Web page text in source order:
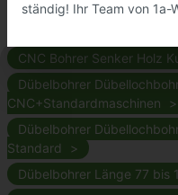
CNC Bohrer Senker Holz
Dübelbohrer
CNC+Standardmaschinen
Dübelbohrer
Standard
Dübelbohrer Länge 77 bis
ständig! Ihr Team von 1a-